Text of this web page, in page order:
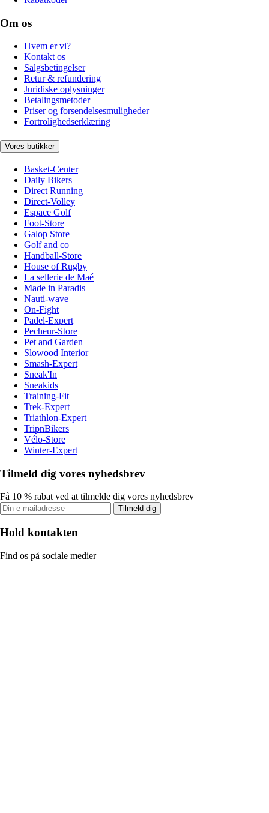
Om os
Hvem er vi?
Kontakt os
Salgsbetingelser
Retur & refundering
Juridiske oplysninger
Betalingsmetoder
Priser og forsendelsesmuligheder
Fortrolighedserklæring
Vores butikker
Basket-Center
Daily Bikers
Direct Running
Direct-Volley
Espace Golf
Foot-Store
Galop Store
Golf and co
Handball-Store
House of Rugby
La sellerie de Maé
Made in Paradis
Nauti-wave
On-Fight
Padel-Expert
Pecheur-Store
Pet and Garden
Slowood Interior
Smash-Expert
Sneak'In
Sneakids
Training-Fit
Trek-Expert
Triathlon-Expert
TripnBikers
Vélo-Store
Winter-Expert
Tilmeld dig vores nyhedsbrev
Få 10 % rabat ved at tilmelde dig vores nyhedsbrev
Tilmeld dig
Hold kontakten
Find os på sociale medier